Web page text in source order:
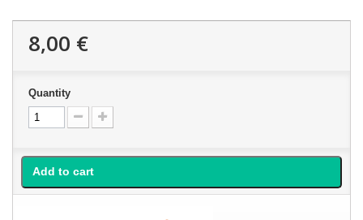
8,00 €
Quantity
Add to cart